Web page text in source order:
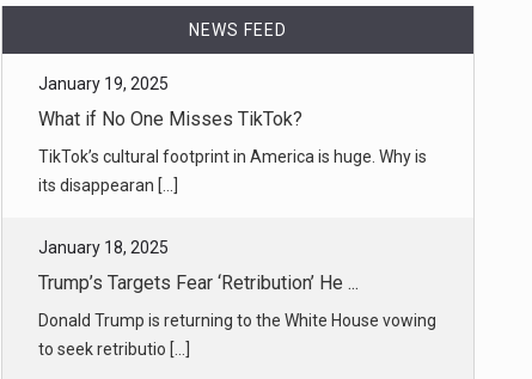
NEWS FEED
TikTok’s cultural footprint in America is huge. Why is
Donald Trump is returning to the White House vowing
President Biden’s longtime aide rallied scores of